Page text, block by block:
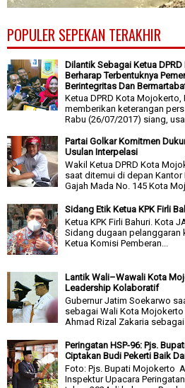
POPULER SEPEKAN TERAKHIR
Dilantik Sebagai Ketua
Berharap Terbentuknya
Berintegritas Dan
Ketua DPRD Kota
memberikan keterangan
Rabu (26/07/2017) siang,
Partai Golkar Komitmen
Usulan Interpelasi
Wakil Ketua DPRD Kota
saat ditemui di depan Kantor
Gajah Mada No. 145 Kota
Sidang Etik Ketua KPK Firli
Ketua KPK Firli Bahuri. Kota
Sidang dugaan
Ketua Komisi Pemberan...
Lantik Wali–Wawali Kota
Leadership Kolaboratif
Gubernur Jatim Soekarwo
sebagai Wali Kota
Ahmad Rizal Zakaria sebagai
Peringatan HSP-96: Pjs.
Ciptakan Budi Pekerti Baik
Foto: Pjs. Bupati Mojokerto
Inspektur Upacara